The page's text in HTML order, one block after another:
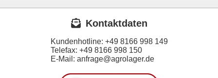
Kontaktdaten
Kundenhotline: +49 8166 998 149
Telefax: +49 8166 998 150
E-Mail: anfrage@agrolager.de